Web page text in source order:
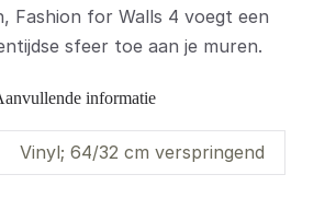
Fashion for Walls 4 voegt een
sfeer toe aan je muren.
informatie
Vinyl; 64/32 cm verspringend